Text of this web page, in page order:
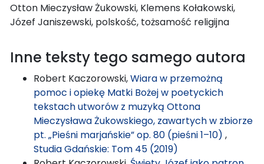
Otton Mieczysław Żukowski, Klemens Kołakowski,
Józef Janiszewski, polskość, tożsamość religijna
Inne teksty tego samego autora
Robert Kaczorowski,Wiara w przemożną
pomoc i opiekę Matki Bożej w poetyckich
tekstach utworów z muzyką Ottona
Mieczysława Żukowskiego, zawartych w zbiorze
pt. „Pieśni marjańskie” op. 80 (pieśni 1–10) ,
Studia Gdańskie: Tom 45 (2019)